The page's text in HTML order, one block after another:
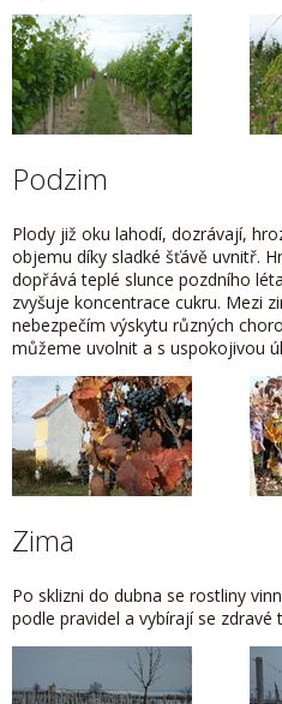
Podzim
Plody již oku lahodí, dozrávají,
objemu díky sladké šťávě uvnitř.
dopřává teplé slunce pozdního
zvyšuje koncentrace cukru. Mezi
nebezpečím výskytu různých
můžeme uvolnit a s uspokojivou
Zima
Po sklizni do dubna se rostliny
podle pravidel a vybírají se